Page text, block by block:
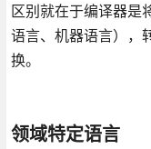
区别就在于编译器是
语言、机器语言），
换。
领域特定语言